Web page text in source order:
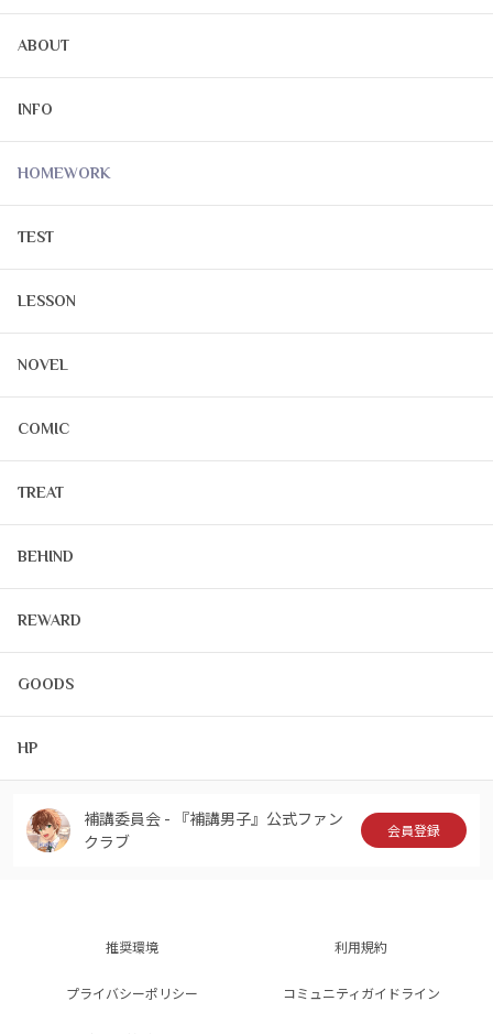
ABOUT
INFO
HOMEWORK
TEST
LESSON
NOVEL
COMIC
TREAT
BEHIND
REWARD
GOODS
HP
補講委員会 - 『補講男子』公式ファン
クラブ
会員登録
推奨環境 利用規約
プライバシーポリシー コミュニティガイドライン